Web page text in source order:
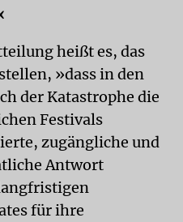
heißt es, das
»dass in den
der Katastrophe die
Festivals
zugängliche und
Antwort
für ihre